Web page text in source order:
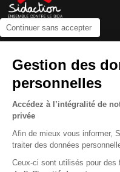
Continuer sans accepter
Gestion des
personnelles
Accédez à l’intégralité de
privée
Afin de mieux vous informer,
traiter des données
Ceux-ci sont utilisés pour
Newsletter
Nous suivre sur les
MENTIONS LÉGALES